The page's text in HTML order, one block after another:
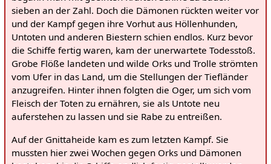
sieben an der Zahl. Doch die Dämonen rückten weiter vor
und der Kampf gegen ihre Vorhut aus Höllenhunden,
Untoten und anderen Biestern schien endlos. Kurz bevor
die Schiffe fertig waren, kam der unerwartete Todesstoß.
Grobe Flöße landeten und wilde Orks und Trolle strömten
vom Ufer in das Land, um die Stellungen der Tiefländer
anzugreifen. Hinter ihnen folgten die Oger, um sich vom
Fleisch der Toten zu ernähren, sie als Untote neu
auferstehen zu lassen und sie Rabe zu entreißen.
Auf der Gnittaheide kam es zum letzten Kampf. Sie
mussten hier zwei Wochen gegen Orks und Dämonen